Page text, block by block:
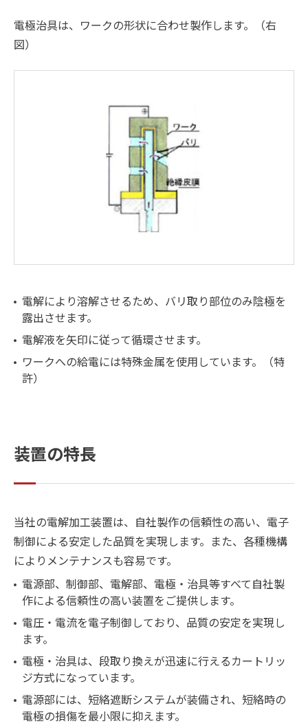
電極治具は、ワークの形状に合わせ製作します。（右
図）
電解により溶解させるため、バリ取り部位のみ陰極を
露出させます。
電解液を矢印に従って循環させます。
ワークへの給電には特殊金属を使用しています。（特
許）
装置の特長
当社の電解加工装置は、自社製作の信頼性の高い、電子
制御による安定した品質を実現します。また、各種機構
によりメンテナンスも容易です。
電源部、制御部、電解部、電極・治具等すべて自社製
作による信頼性の高い装置をご提供します。
電圧・電流を電子制御しており、品質の安定を実現し
ます。
電極・治具は、段取り換えが迅速に行えるカートリッ
ジ方式になっています。
電源部には、短絡遮断システムが装備され、短絡時の
電極の損傷を最小限に抑えます。